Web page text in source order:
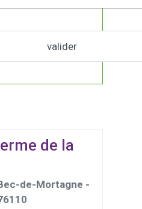
de la
de-Mortagne -